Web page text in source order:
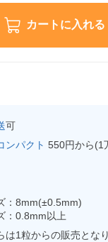
カートに入れる
可
ンパクト 550円から(1
：8mm(±0.5mm)
：0.8mm以上
は1粒からの販売とな